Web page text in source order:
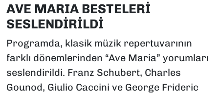
AVE MARIA BESTELERİ
SESLENDİRİLDİ
Programda, klasik müzik repertuvarının
farklı dönemlerinden “Ave Maria” yorumları
seslendirildi. Franz Schubert, Charles
Gounod, Giulio Caccini ve George Frideric